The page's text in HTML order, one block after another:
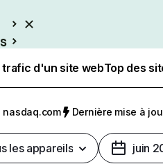
d'un site webTop des
nasdaq.com Dernière mise à
les appareils juin